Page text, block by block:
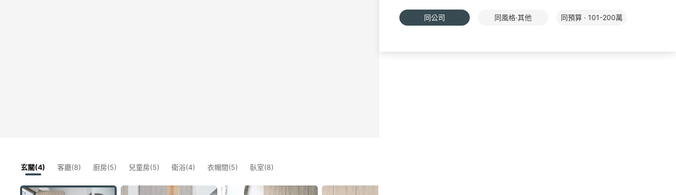
玄關(4) 客廳(8) 廚房(5) 兒童房(5) 衛浴(4) 衣帽間(5) 臥室(8)
同公司 同風格·其他 同預算 · 101-200萬